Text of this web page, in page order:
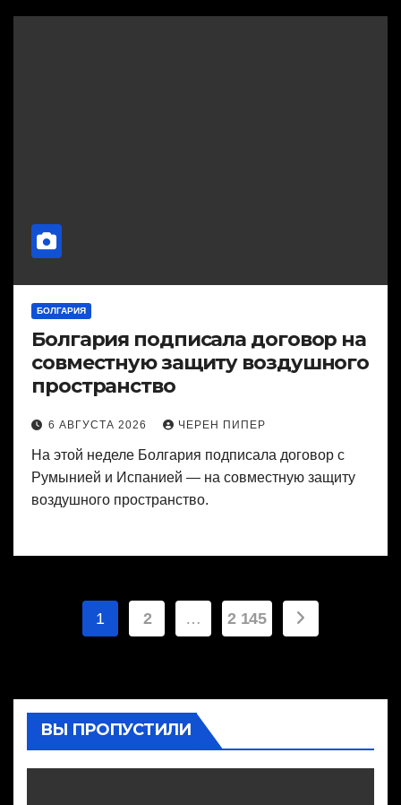
БОЛГАРИЯ
Болгария подписала договор на
совместную защиту воздушного
пространство
6 АВГУСТА 2026 ЧЕРЕН ПИПЕР
На этой неделе Болгария подписала договор с
Румынией и Испанией — на совместную защиту
воздушного пространство.
Пагинация
1 2 … 2 145
ВЫ ПРОПУСТИЛИ